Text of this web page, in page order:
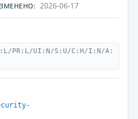
2026-06-17
PR:L/UI:N/S:U/C:H/I:N/A: